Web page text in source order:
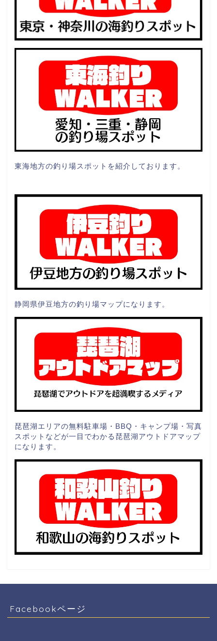
東海地方の釣り場スポットを紹介しております。
静岡県伊豆地方の釣り場マップになります。
琵琶湖エリアの無料駐車場・BBQ・キャンプ場・写真
スポットなどが一目でわかる琵琶湖アウトドアマップ
になります。
Facebookページ